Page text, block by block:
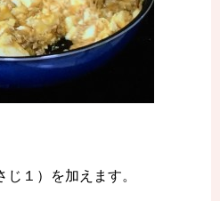
１）を加えます。